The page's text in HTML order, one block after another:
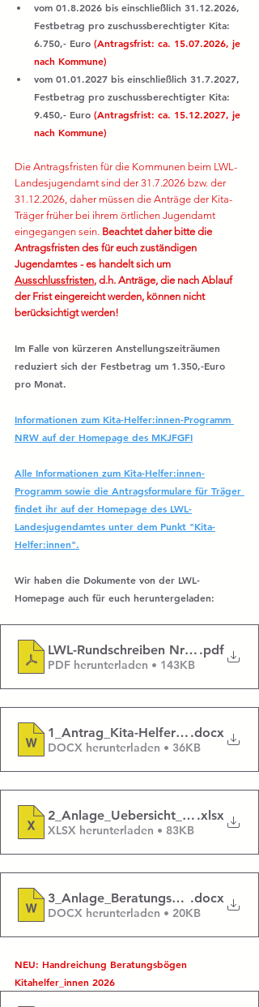
vom 01.8.2026 bis einschließlich 31.12.2026,
Festbetrag pro zuschussberechtigter Kita:
6.750,- Euro (Antragsfrist: ca. 15.07.2026, je
nach Kommune)
vom 01.01.2027 bis einschließlich 31.7.2027,
Festbetrag pro zuschussberechtigter Kita:
9.450,- Euro (Antragsfrist: ca. 15.12.2027, je
nach Kommune)
Die Antragsfristen für die Kommunen beim LWL-
Landesjugendamt sind der 31.7.2026 bzw. der
31.12.2026, daher müssen die Anträge der Kita-
Träger früher bei ihrem örtlichen Jugendamt
eingegangen sein. Beachtet daher bitte die
Antragsfristen des für euch zuständigen
Jugendamtes - es handelt sich um
Ausschlussfristen, d.h. Anträge, die nach Ablauf
der Frist eingereicht werden, können nicht
berücksichtigt werden!
Im Falle von kürzeren Anstellungszeiträumen
reduziert sich der Festbetrag um 1.350,-Euro
pro Monat.
Informationen zum Kita-Helfer:innen-Programm
NRW auf der Homepage des MKJFGFI
Alle Informationen zum Kita-Helfer:innen-
Programm sowie die Antragsformulare für Träger
findet ihr auf der Homepage des LWL-
Landesjugendamtes unter dem Punkt "Kita-
Helfer:innen".
Wir haben die Dokumente von der LWL-
Homepage auch für euch heruntergeladen:
LWL-Rundschreiben .pdf
PDF herunterladen • 143KB
1_Antrag_Kita- .docx
DOCX herunterladen • 36KB
.xlsx
XLSX herunterladen • 83KB
3_Anlage_Beratungsprotokoll
.docx
DOCX herunterladen • 20KB
NEU: Handreichung Beratungsbögen
Kitahelfer_innen 2026